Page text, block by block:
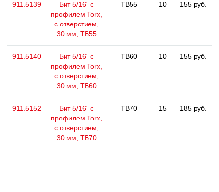
911.5139
Бит 5/16" с
профилем Torx,
с отверстием,
30 мм, ТВ55
TB55 10 155 руб.
911.5140
Бит 5/16" с
профилем Torx,
с отверстием,
30 мм, ТВ60
TB60 10 155 руб.
911.5152
Бит 5/16" с
профилем Torx,
с отверстием,
30 мм, ТВ70
TB70 15 185 руб.